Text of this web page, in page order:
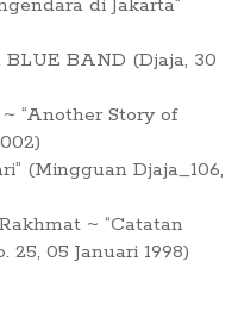
di Jakarta”
BAND (Djaja, 30
“Another Story of
(Mingguan Djaja_106,
~ “Catatan
05 Januari 1998)